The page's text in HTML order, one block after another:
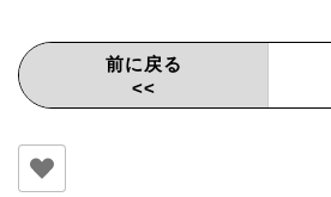
前に戻る
<<